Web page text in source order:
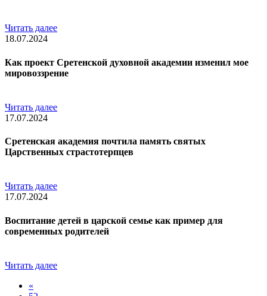
Читать далее
18.07.2024
Как проект Сретенской духовной академии изменил мое
мировоззрение
Читать далее
17.07.2024
Сретенская академия почтила память святых
Царственных страстотерпцев
Читать далее
17.07.2024
Воспитание детей в царской семье как пример для
современных родителей
Читать далее
«